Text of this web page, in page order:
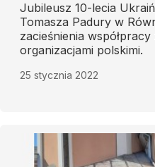
Jubileusz 10-lecia
Tomasza Padury w
zacieśnienia
organizacjami polskimi.
25 stycznia 2022